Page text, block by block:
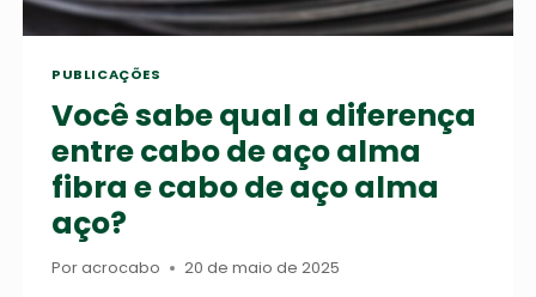
PUBLICAÇÕES
Você sabe qual a diferença
entre cabo de aço alma
fibra e cabo de aço alma
aço?
Poracrocabo 20 de maio de 2025